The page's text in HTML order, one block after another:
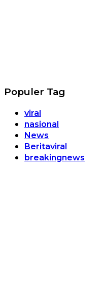
Populer Tag
viral
nasional
News
Beritaviral
breakingnews